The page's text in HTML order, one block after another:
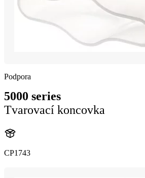
Podpora
5000 series
Tvarovací koncovka
CP1743